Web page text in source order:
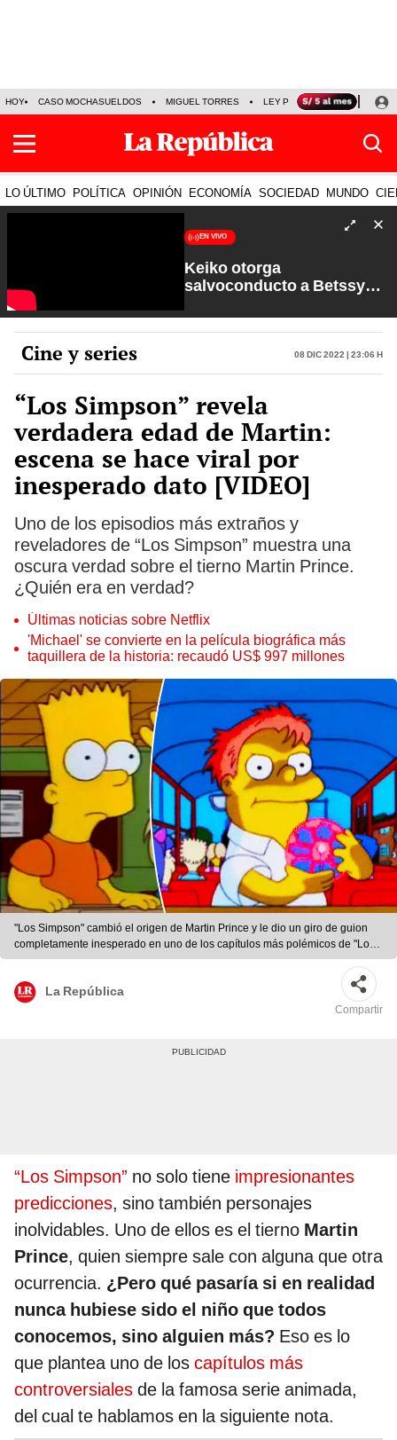
HOY CASO MOCHASUELDOS MIGUEL TORRES LEY PULPÍN PRECIO DEL
LO ÚLTIMO POLÍTICA OPINIÓN ECONOMÍA SOCIEDAD MUNDO
EN VIVO
Keiko otorga
salvoconducto a Betssy
Petroperú | Sin Guion con
Rosa María Palacios
Cine y series 08 Dic 2022 | 23:06 h
“Los Simpson” revela
verdadera edad de Martin:
escena se hace viral por
inesperado dato [VIDEO]
Uno de los episodios más extraños y
reveladores de “Los Simpson” muestra una
oscura verdad sobre el tierno Martin Prince.
¿Quién era en verdad?
Últimas noticias sobre Netflix
'Michael' se convierte en la película biográfica más
taquillera de la historia: recaudó US$ 997 millones
"Los Simpson" cambió el origen de Martin Prince y le dio un giro de guion
completamente inesperado en uno de los capítulos más polémicos de "Los
Simpson". Foto: composición/Disney
La República
Compartir
“Los Simpson” no solo tiene impresionantes
predicciones, sino también personajes
inolvidables. Uno de ellos es el tierno Martin
Prince, quien siempre sale con alguna que otra
ocurrencia. ¿Pero qué pasaría si en realidad
nunca hubiese sido el niño que todos
conocemos, sino alguien más? Eso es lo
que plantea uno de los capítulos más
controversiales de la famosa serie animada,
del cual te hablamos en la siguiente nota.